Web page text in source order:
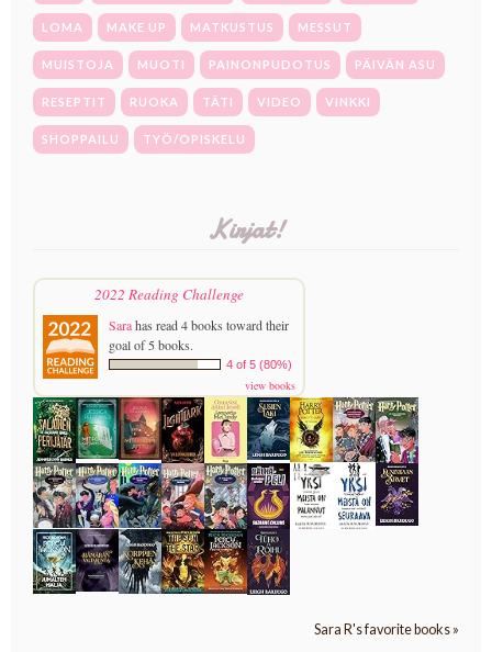
LOMA MAKE UP MATKUSTUS MESSUT
MUISTOJA MUOTI PAINONPUDOTUS PÄIVÄN ASU
RESEPTIT RUOKA TÄTI VIDEO VINKKI
SHOPPAILU TYÖ/OPISKELU
Kirjat!
2022 Reading Challenge
Sarahas read 4 books toward their
goal of 5 books.
4 of 5 (80%)
view books
Sara R's favorite books »